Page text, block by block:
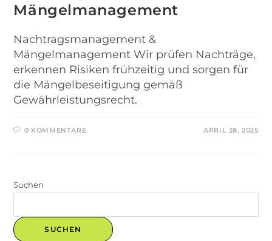
Mängelmanagement
Nachtragsmanagement &
Mängelmanagement Wir prüfen Nachträge,
erkennen Risiken frühzeitig und sorgen für
die Mängelbeseitigung gemäß
Gewährleistungsrecht.
0 KOMMENTARE APRIL 28, 2025
Suchen
SUCHEN